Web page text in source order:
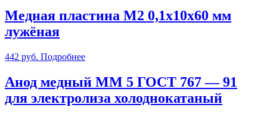
Медная пластина М2 0,1х10х60 мм
лужёная
442 руб. Подробнее
Анод медный ММ 5 ГОСТ 767 — 91
для электролиза холоднокатаный